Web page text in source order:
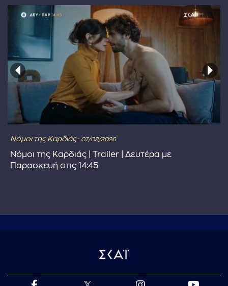
Νόμοι της Καρδιάς- 07/08/2026
Νόμοι της Καρδιάς | Trailer | Δευτέρα με
Παρασκευή στις 14:45